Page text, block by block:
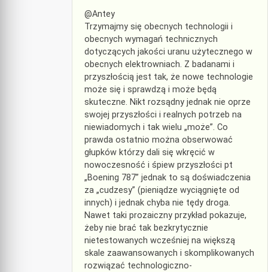
@Antey
Trzymajmy się obecnych technologii i
obecnych wymagań technicznych
dotyczących jakości uranu użytecznego w
obecnych elektrowniach. Z badanami i
przyszłością jest tak, że nowe technologie
może się i sprawdzą i może będą
skuteczne. Nikt rozsądny jednak nie oprze
swojej przyszłości i realnych potrzeb na
niewiadomych i tak wielu „może”. Co
prawda ostatnio można obserwować
głupków którzy dali się wkręcić w
nowoczesność i śpiew przyszłości pt
„Boening 787” jednak to są doświadczenia
za „cudzesy” (pieniądze wyciągnięte od
innych) i jednak chyba nie tędy droga.
Nawet taki prozaiczny przykład pokazuje,
żeby nie brać tak bezkrytycznie
nietestowanych wcześniej na większą
skale zaawansowanych i skomplikowanych
rozwiązać technologiczno-